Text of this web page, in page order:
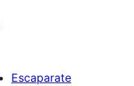
Escaparate